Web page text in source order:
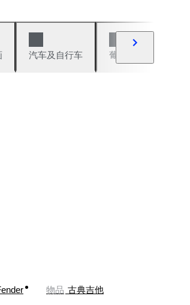
汽车及自行车 葡萄酒及烈性酒
物品 古典吉他